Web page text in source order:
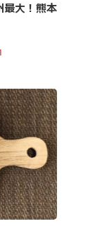
最大！熊本